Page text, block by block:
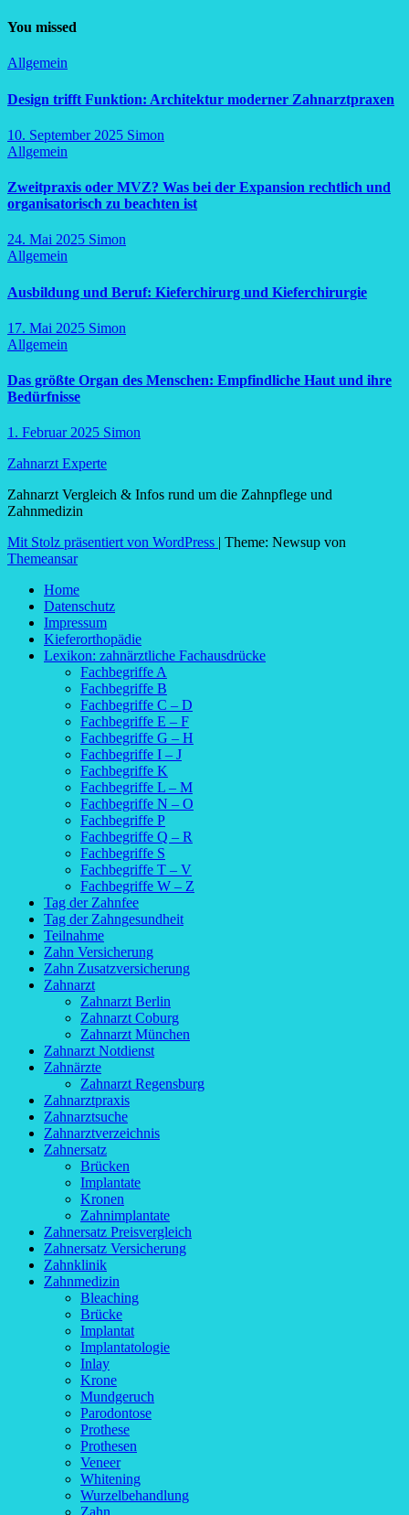
You missed
Allgemein
Design trifft Funktion: Architektur moderner Zahnarztpraxen
10. September 2025 Simon
Allgemein
Zweitpraxis oder MVZ? Was bei der Expansion rechtlich und
organisatorisch zu beachten ist
24. Mai 2025 Simon
Allgemein
Ausbildung und Beruf: Kieferchirurg und Kieferchirurgie
17. Mai 2025 Simon
Allgemein
Das größte Organ des Menschen: Empfindliche Haut und ihre
Bedürfnisse
1. Februar 2025 Simon
Zahnarzt Experte
Zahnarzt Vergleich & Infos rund um die Zahnpflege und
Zahnmedizin
Mit Stolz präsentiert von WordPress | Theme: Newsup von
Themeansar
Home
Datenschutz
Impressum
Kieferorthopädie
Lexikon: zahnärztliche Fachausdrücke
Fachbegriffe A
Fachbegriffe B
Fachbegriffe C – D
Fachbegriffe E – F
Fachbegriffe G – H
Fachbegriffe I – J
Fachbegriffe K
Fachbegriffe L – M
Fachbegriffe N – O
Fachbegriffe P
Fachbegriffe Q – R
Fachbegriffe S
Fachbegriffe T – V
Fachbegriffe W – Z
Tag der Zahnfee
Tag der Zahngesundheit
Teilnahme
Zahn Versicherung
Zahn Zusatzversicherung
Zahnarzt
Zahnarzt Berlin
Zahnarzt Coburg
Zahnarzt München
Zahnarzt Notdienst
Zahnärzte
Zahnarzt Regensburg
Zahnarztpraxis
Zahnarztsuche
Zahnarztverzeichnis
Zahnersatz
Brücken
Implantate
Kronen
Zahnimplantate
Zahnersatz Preisvergleich
Zahnersatz Versicherung
Zahnklinik
Zahnmedizin
Bleaching
Brücke
Implantat
Implantatologie
Inlay
Krone
Mundgeruch
Parodontose
Prothese
Prothesen
Veneer
Whitening
Wurzelbehandlung